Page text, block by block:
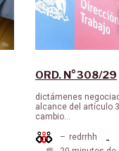
ORD. N°308/29
dictámenes
alcance del artículo
cambio…
– redrrhh